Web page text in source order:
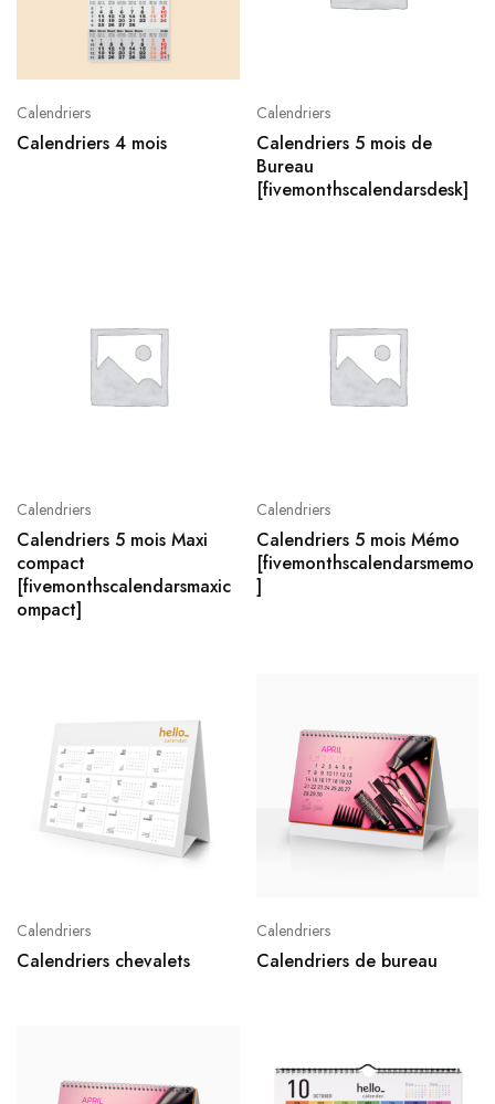
Calendriers
Calendriers 4 mois
Calendriers
Calendriers 5 mois de
Bureau
[fivemonthscalendarsdesk]
Calendriers
Calendriers 5 mois Maxi
compact
[fivemonthscalendarsmaxic
ompact]
Calendriers
Calendriers 5 mois Mémo
[fivemonthscalendarsmemo
]
Calendriers
Calendriers chevalets
Calendriers
Calendriers de bureau